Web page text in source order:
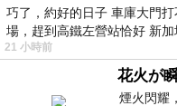
巧了，約好的日子 車庫大門
場，趕到高鐵左營站恰好 新
21 小時前
花火が
煙火閃耀